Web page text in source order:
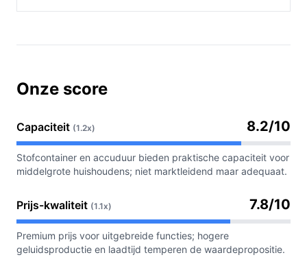
Onze score
Capaciteit (1.2x) 8.2/10
Stofcontainer en accuduur bieden praktische capaciteit voor
middelgrote huishoudens; niet marktleidend maar adequaat.
Prijs-kwaliteit (1.1x) 7.8/10
Premium prijs voor uitgebreide functies; hogere
geluidsproductie en laadtijd temperen de waardepropositie.